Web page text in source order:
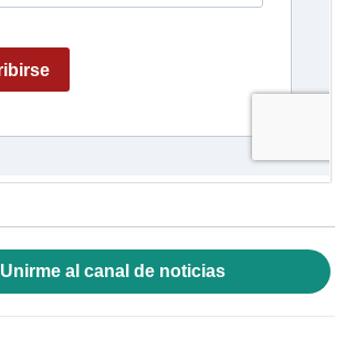
Unirme al canal de noticias